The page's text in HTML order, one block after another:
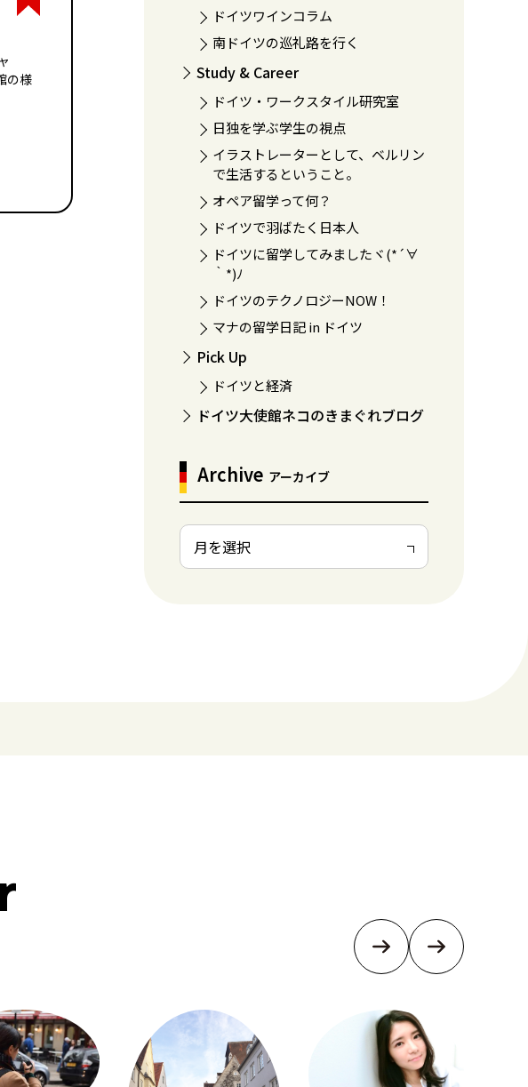
の様
ドイツワインコラム
南ドイツの巡礼路を行く
Study & Career
ドイツ・ワークスタイル研究室
日独を学ぶ学生の視点
イラストレーターとして、ベルリン
で生活するということ。
オペア留学って何？
ドイツで羽ばたく日本人
ドイツに留学してみましたヾ(*´∀
｀*)ﾉ
ドイツのテクノロジーNOW！
マナの留学日記 in ドイツ
Pick Up
ドイツと経済
ドイツ大使館ネコのきまぐれブログ
Archive アーカイブ